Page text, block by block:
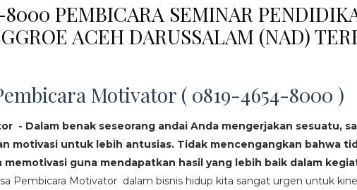
PEMBICARA SEMINAR
ACEH DARUSSALAM (NAD)
Motivator ( 0819-4654-8000 )
- Dalam benak seseorang andai Anda mengerjakan sesuatu,
motivasi untuk lebih antusias. Tidak mencengangkan bahwa
memotivasi guna mendapatkan hasil yang lebih baik dalam
Pembicara Motivator dalam bisnis hidup kita sangat urgen untuk